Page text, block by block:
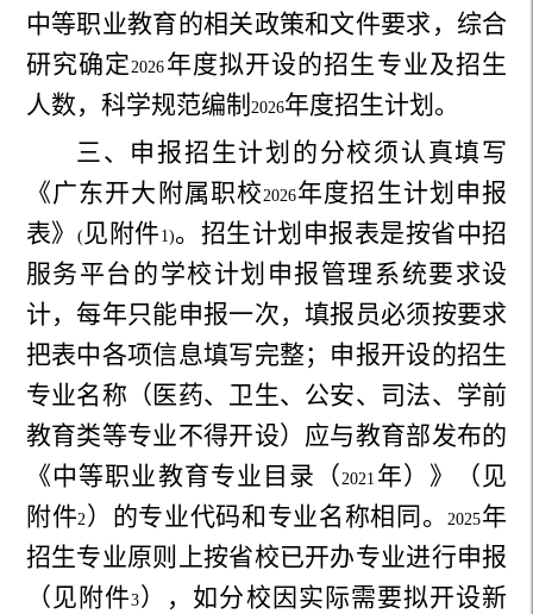
中等职业教育的相关政策和文件要求，综合
研究确定2026 年度拟开设的招生专业及招生
人数，科学规范编制 2026年度招生计划。
三、申报招生计划的分校须认真填写
《广东开大附属职校2026年度招生计划申报
表》
(见附件 1)。招生计划申报表是按省中招
服务平台的学校计划申报管理系统要求设
计，每年只能申报一次，填报员必须按要求
把表中各项信息填写完整；申报开设的招生
专业名称（医药、卫生、公安、司法、学前
教育类等专业不得开设）应与教育部发布的
《中等职业教育专业目录（2021 年）》（见
附件2 ）的专业代码和专业名称相同。2025年
招生专业原则上按省校已开办专业进行申报
（见附件3 ），如分校因实际需要拟开设新